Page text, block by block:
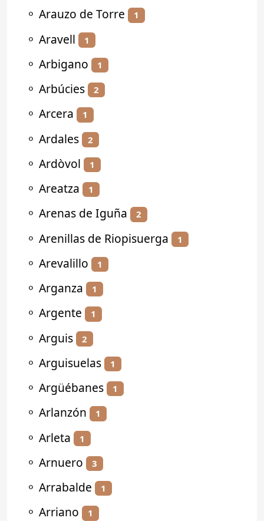
⚬ Arauzo de Torre 1
⚬ Aravell 1
⚬ Arbigano 1
⚬ Arbúcies 2
⚬ Arcera 1
⚬ Ardales 2
⚬ Ardòvol 1
⚬ Areatza 1
⚬ Arenas de Iguña 2
⚬ Arenillas de Riopisuerga 1
⚬ Arevalillo 1
⚬ Arganza 1
⚬ Argente 1
⚬ Arguis 2
⚬ Arguisuelas 1
⚬ Argüébanes 1
⚬ Arlanzón 1
⚬ Arleta 1
⚬ Arnuero 3
⚬ Arrabalde 1
⚬ Arriano 1